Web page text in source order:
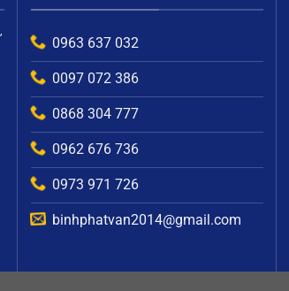
0963 637 032
0097 072 386
0868 304 777
0962 676 736
0973 971 726
binhphatvan2014@gmail.com